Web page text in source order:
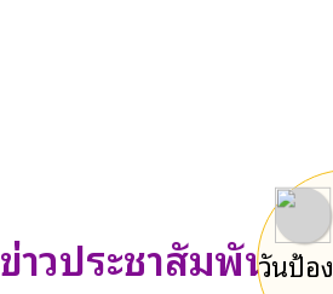
ข่าวประชาสัมพันธ์
วันป้อ